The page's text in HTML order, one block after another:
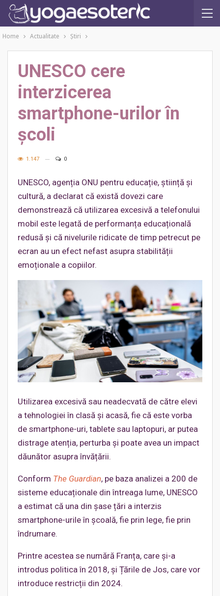
Home Actualitate Ştiri
UNESCO cere
interzicerea
smartphone-urilor în
școli
1.147 0
UNESCO, agenția ONU pentru educație, știință și
cultură, a declarat că există dovezi care
demonstrează că utilizarea excesivă a telefonului
mobil este legată de performanța educațională
redusă și că nivelurile ridicate de timp petrecut pe
ecran au un efect nefast asupra stabilității
emoționale a copiilor.
Utilizarea excesivă sau neadecvată de către elevi
a tehnologiei în clasă și acasă, fie că este vorba
de smartphone-uri, tablete sau laptopuri, ar putea
distrage atenția, perturba și poate avea un impact
dăunător asupra învățării.
Conform The Guardian, pe baza analizei a 200 de
sisteme educaționale din întreaga lume, UNESCO
a estimat că una din șase țări a interzis
smartphone-urile în școală, fie prin lege, fie prin
îndrumare.
Printre acestea se numără Franța, care și-a
introdus politica în 2018, și Țările de Jos, care vor
introduce restricții din 2024.